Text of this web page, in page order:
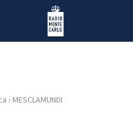
Radio Monte Carlo
› MESCLAMUNDI